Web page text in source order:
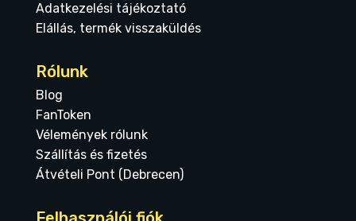
Adatkezelési tájékoztató
Elállás, termék visszaküldés
Rólunk
Blog
FanToken
Vélemények rólunk
Szállítás és fizetés
Átvételi Pont (Debrecen)